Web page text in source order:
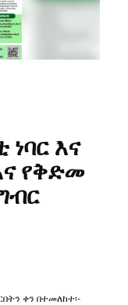
እና
የቅድመ
ቀን በተመለከተ፡-